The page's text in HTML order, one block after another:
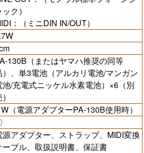
ック）
：（ミニDIN IN/OUT）
130B（またはヤマハ推奨の同等
）、単3電池（アルカリ電池/マンガン
池/充電式ニッケル水素電池）×6（別
（電源アダプターPA-130B使用時）
源アダプター、ストラップ、MIDI変換
ーブル、取扱説明書、保証書